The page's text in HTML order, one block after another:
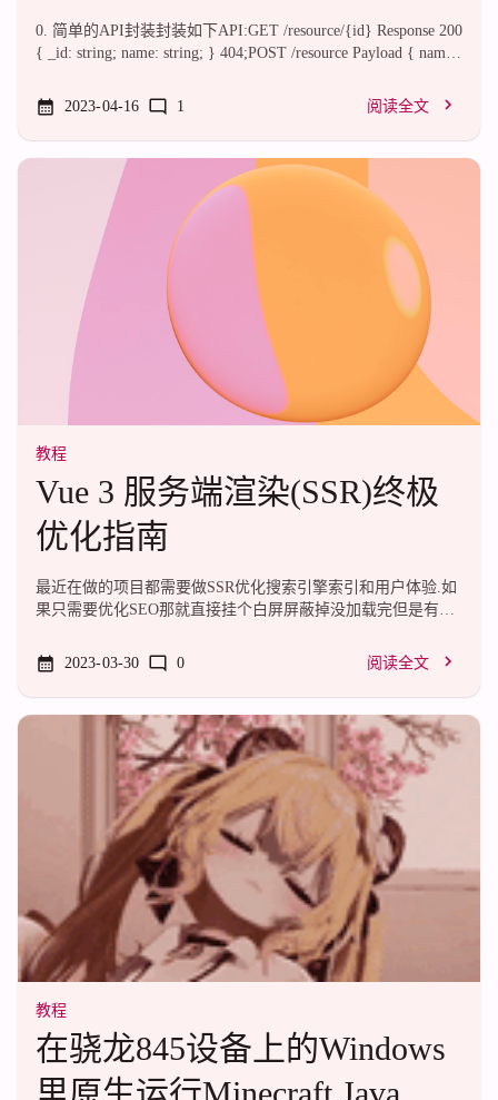
0. 简单的API封装封装如下API:GET /resource/{id} Response 200
{ _id: string; name: string; } 404;POST /resource Payload { name:
Client { client: AxiosInstance; constructor (baseUrl: string) {
this.client = axios.create(...
2023-04-16 1 阅读全文
教程
Vue 3 服务端渲染(SSR)终极
优化指南
最近在做的项目都需要做SSR优化搜索引擎索引和用户体验.如
果只需要优化SEO那就直接挂个白屏屏蔽掉没加载完但是有内
载.但是如果需要优化用户体验, 那就需要下一些功夫了.这篇教
程基于没有使用任何SSR框架(比如nuxt/vite-ssr), 纯手搓的SSR
服务端, 其他框架请自行迁移学习, 难度应该不大, 实在不行我
们可以改源码(x).0. 简单的SSR服务端核心逻辑如下:import {
renderToString } from "@vue/server-render"; const initApp = ...
2023-03-30 0 阅读全文
教程
在骁龙845设备上的Windows